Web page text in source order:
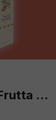
KIT Misto Frutta Secca - Espositore a torretta